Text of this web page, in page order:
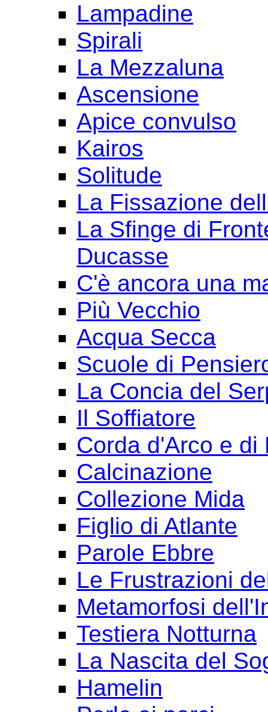
Lampadine
Spirali
La Mezzaluna
Ascensione
Apice convulso
Kairos
Solitude
La Fissazione
La Sfinge di
Ducasse
C'è ancora una
Più Vecchio
Acqua Secca
Scuole di
La Concia del
Il Soffiatore
Corda d'Arco e di
Calcinazione
Collezione Mida
Figlio di Atlante
Parole Ebbre
Le Frustrazioni
Metamorfosi
Testiera Notturna
La Nascita del
Hamelin